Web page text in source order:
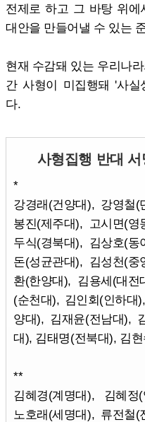
전제로 하고 그 바탕 위
대안을 만들어낼 수 있는
현재 수감돼 있는 우리나
간 사형이 미집행돼 '사실
다.
사형집행 반대
*
강경래(건양대), 강영철
봉진(제주대), 고시면(
두식(경북대), 김상호(
돈(성균관대), 김성천(
환(한양대), 김용세(대
(순천대), 김인회(인하대
양대), 김재윤(전남대),
대), 김태명(전북대), 김
**
김혜경(계명대), 김혜정
노호래(세명대), 류전철